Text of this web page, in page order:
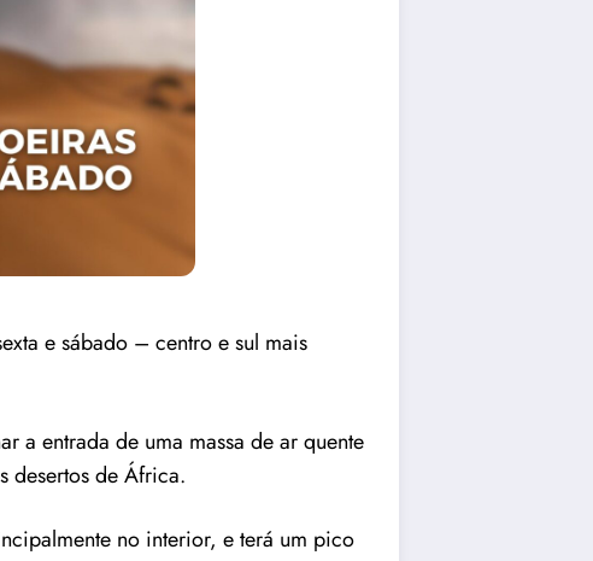
e sábado – centro e sul mais
a entrada de uma massa de ar quente
desertos de África.
no interior, e terá um pico